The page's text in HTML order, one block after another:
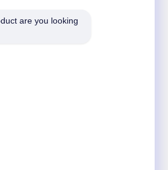
are you looking